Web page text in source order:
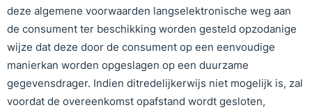
deze algemene voorwaarden langselektronische weg aan
de consument ter beschikking worden gesteld opzodanige
wijze dat deze door de consument op een eenvoudige
manierkan worden opgeslagen op een duurzame
gegevensdrager. Indien ditredelijkerwijs niet mogelijk is, zal
voordat de overeenkomst opafstand wordt gesloten,